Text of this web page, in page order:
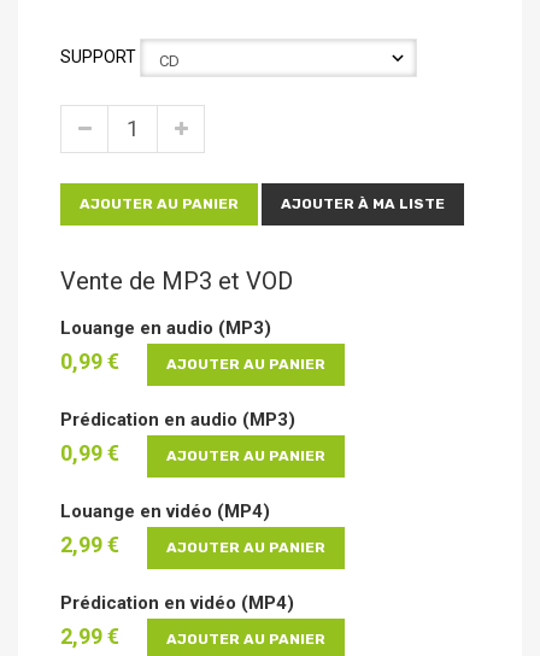
SUPPORT
AJOUTER AU PANIER AJOUTER À MA LISTE
Vente de MP3 et VOD
Louange en audio (MP3)
0,99 € AJOUTER AU PANIER
Prédication en audio (MP3)
0,99 € AJOUTER AU PANIER
Louange en vidéo (MP4)
2,99 € AJOUTER AU PANIER
Prédication en vidéo (MP4)
2,99 € AJOUTER AU PANIER